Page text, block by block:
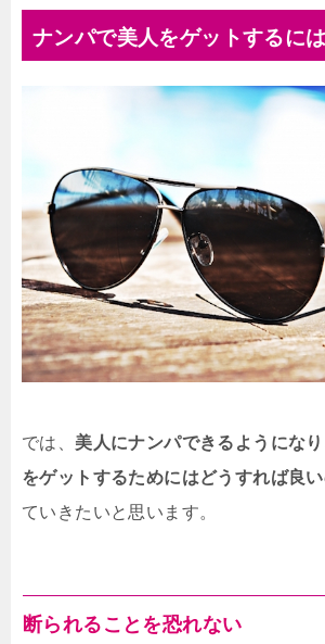
ナンパで美人をゲットするには
では、 美人にナンパできるようにな
をゲットするためにはどうすれば良い
ていきたいと思います。
断られることを恐れない